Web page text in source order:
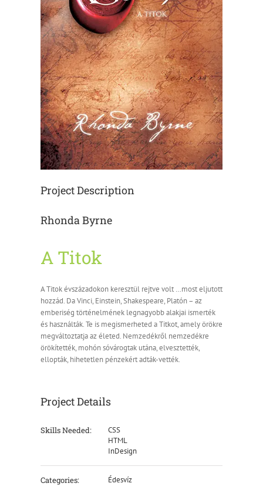
Project Description
Rhonda Byrne
A Titok
A Titok évszázadokon keresztül rejtve volt …most eljutott
hozzád. Da Vinci, Einstein, Shakespeare, Platón – az
emberiség történelmének legnagyobb alakjai ismerték
és használták. Te is megismerheted a Titkot, amely örökre
megváltoztatja az életed. Nemzedékről nemzedékre
örökítették, mohón sóvárogtak utána, elvesztették,
ellopták, hihetetlen pénzekért adták-vették.
Project Details
Skills Needed:
CSS
HTML
InDesign
Categories: Édesvíz